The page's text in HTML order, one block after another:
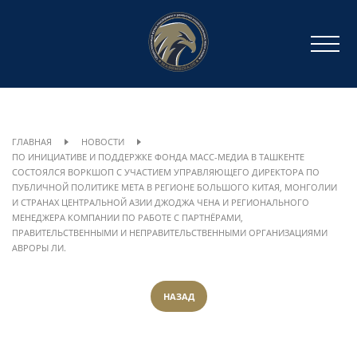
ГЛАВНАЯ
НОВОСТИ
ПО ИНИЦИАТИВЕ И ПОДДЕРЖКЕ ФОНДА МАСС-МЕДИА В ТАШКЕНТЕ
СОСТОЯЛСЯ ВОРКШОП С УЧАСТИЕМ УПРАВЛЯЮЩЕГО ДИРЕКТОРА ПО
ПУБЛИЧНОЙ ПОЛИТИКЕ META В РЕГИОНЕ БОЛЬШОГО КИТАЯ, МОНГОЛИИ
И СТРАНАХ ЦЕНТРАЛЬНОЙ АЗИИ ДЖОДЖА ЧЕНА И РЕГИОНАЛЬНОГО
МЕНЕДЖЕРА КОМПАНИИ ПО РАБОТЕ С ПАРТНЁРАМИ,
ПРАВИТЕЛЬСТВЕННЫМИ И НЕПРАВИТЕЛЬСТВЕННЫМИ ОРГАНИЗАЦИЯМИ
АВРОРЫ ЛИ.
НАЗАД